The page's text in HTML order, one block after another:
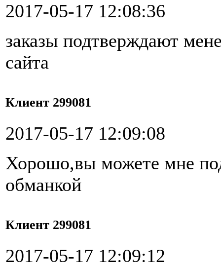
2017-05-17 12:08:36
заказы подтверждают
сайта
Клиент 299081
2017-05-17 12:09:08
Хорошо,вы можете мне
обманкой
Клиент 299081
2017-05-17 12:09:12